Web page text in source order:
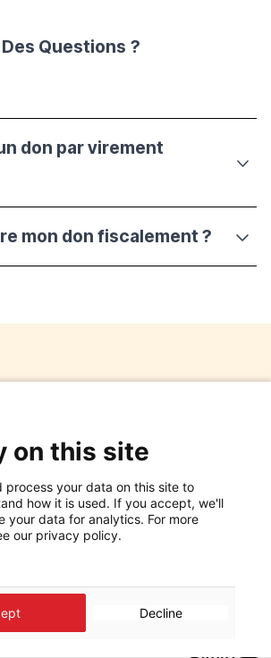
Des Questions ?
don par virement
mon don fiscalement ?
donateurs est à votre
pour répondre à toutes vos
questions.
nous contacter par téléphone
:33.25.15-311
on this site
process your data on this site to
how it is used. If you accept, we'll
your data for analytics. For more
our privacy policy.
Decline